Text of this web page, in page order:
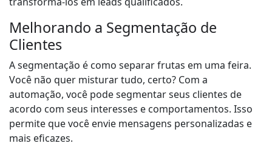
Melhorando a Segmentação de
Clientes
A segmentação é como separar frutas em uma feira.
Você não quer misturar tudo, certo? Com a
automação, você pode segmentar seus clientes de
acordo com seus interesses e comportamentos. Isso
permite que você envie mensagens personalizadas e
mais eficazes.